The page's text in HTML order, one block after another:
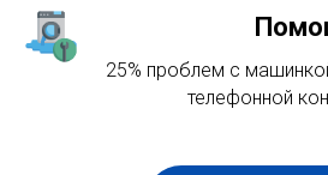
25% проблем с
телефонной